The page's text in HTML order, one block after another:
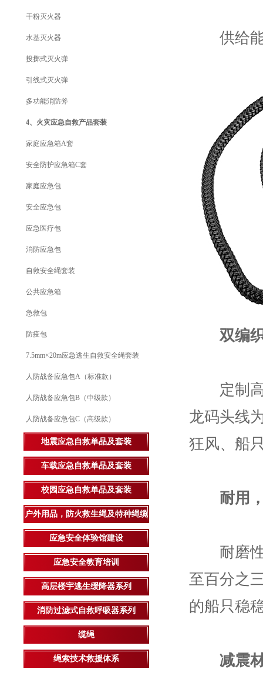
干粉灭火器
水基灭火器
投掷式灭火弹
引线式灭火弹
多功能消防斧
4、火灾应急自救产品套装
家庭应急箱A套
安全防护应急箱C套
家庭应急包
安全应急包
应急医疗包
消防应急包
自救安全绳套装
公共应急箱
急救包
防疫包
7.5mm×20m应急逃生自救安全绳套装
人防战备应急包A（标准款）
人防战备应急包B（中级款）
人防战备应急包C（高级款）
地震应急自救单品及套装
车载应急自救单品及套装
校园应急自救单品及套装
户外用品，防火救生绳及特种绳缆
应急安全体验馆建设
应急安全教育培训
高层楼宇逃生缓降器系列
消防过滤式自救呼吸器系列
缆绳
绳索技术救援体系
供给能
双编
定制高
龙码头线
狂风、船
耐用
耐磨性
至百分之
的船只稳
减震